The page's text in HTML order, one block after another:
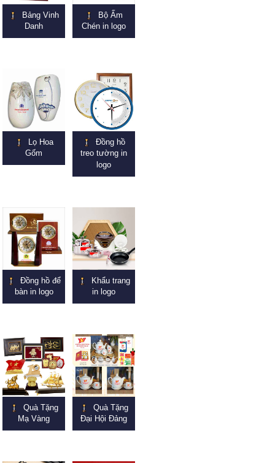
Bảng Vinh
Danh
Bộ Ấm
Chén in logo
Lọ Hoa
Gốm
Đồng hồ
treo tường in
logo
Đồng hồ để
bàn in logo
Khẩu trang
in logo
Quà Tặng
Mạ Vàng
Quà Tặng
Đại Hội Đảng